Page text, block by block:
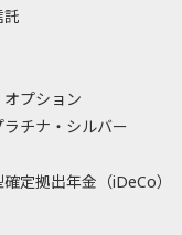
託
プション
ラチナ・シルバー
定拠出年金（iDeCo）